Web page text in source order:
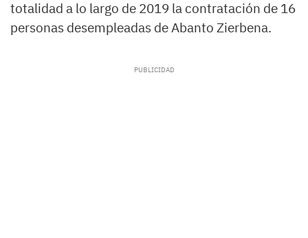
totalidad a lo largo de 2019 la contratación de 16
personas desempleadas de Abanto Zierbena.